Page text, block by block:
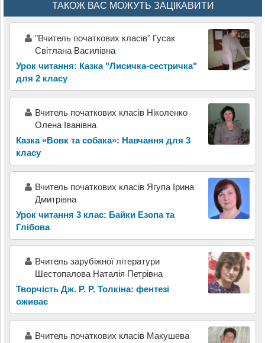
ТАКОЖ ВАС МОЖУТЬ ЗАЦІКАВИТИ
"Вчитель початкових класів" Гусак
Світлана Василівна
Урок читання: Казка "Лисичка-сестричка"
для 2 класу
Вчитель початкових класів Ніколенко
Олена Іванівна
Казка «Вовк та собака»: Навчання для 3
класу
Вчитель початкових класів Ягупа Ірина
Дмитрівна
Урок читання 3 клас: Байки Езопа та
Глібова
Вчитель зарубіжної літератури
Шестопалова Наталія Петрівна
Творчість Дж. Р. Р. Толкіна: фентезі
оживає
Вчитель початкових класів Макушева